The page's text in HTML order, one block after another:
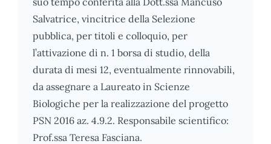
Salvatrice, vincitrice della Selezione
pubblica, per titoli e colloquio, per
l’attivazione di n. 1 borsa di studio, della
durata di mesi 12, eventualmente rinnovabili,
da assegnare a Laureato in Scienze
Biologiche per la realizzazione del progetto
PSN 2016 az. 4.9.2. Responsabile scientifico:
Prof.ssa Teresa Fasciana.